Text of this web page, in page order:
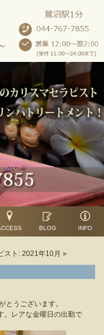
BLOG INFO
スト: 2021年10月 »
とうございます。
。レアな金曜日の出勤で